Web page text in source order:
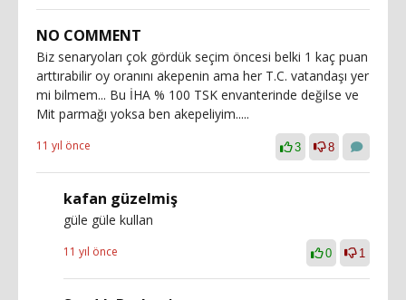
NO COMMENT
Biz senaryoları çok gördük seçim öncesi belki 1 kaç puan
arttırabilir oy oranını akepenin ama her T.C. vatandaşı yer
mi bilmem... Bu İHA % 100 TSK envanterinde değilse ve
Mit parmağı yoksa ben akepeliyim.....
11 yıl önce 3 8
kafan güzelmiş
güle güle kullan
11 yıl önce 0 1